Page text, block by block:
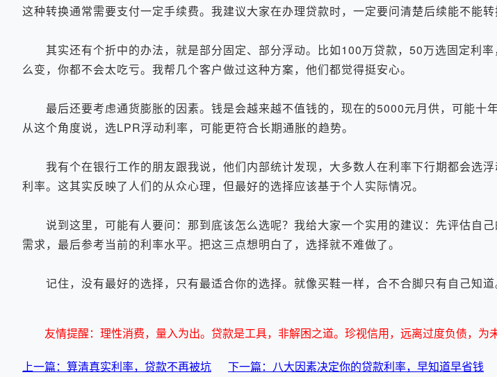
这种转换通常需要支付一定手续费。我建议大家在办理贷款时，一定要问清楚后续能不能转
其实还有个折中的办法，就是部分固定、部分浮动。比如100万贷款，50万选固定利率
么变，你都不会太吃亏。我帮几个客户做过这种方案，他们都觉得挺安心。
最后还要考虑通货膨胀的因素。钱是会越来越不值钱的，现在的5000元月供，可能十年
从这个角度说，选LPR浮动利率，可能更符合长期通胀的趋势。
我有个在银行工作的朋友跟我说，他们内部统计发现，大多数人在利率下行期都会选浮
利率。这其实反映了人们的从众心理，但最好的选择应该基于个人实际情况。
说到这里，可能有人要问：那到底该怎么选呢？我给大家一个实用的建议：先评估自
需求，最后参考当前的利率水平。把这三点想明白了，选择就不难做了。
记住，没有最好的选择，只有最适合你的选择。就像买鞋一样，合不合脚只有自己知道
友情提醒：理性消费，量入为出。贷款是工具，非解困之道。珍视信用，远离过度负债，为
上一篇：算清真实利率，贷款不再被坑 下一篇：八大因素决定你的贷款利率，早知道早省钱